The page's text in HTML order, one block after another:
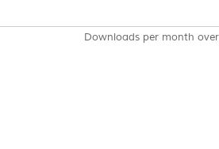
Downloads per month